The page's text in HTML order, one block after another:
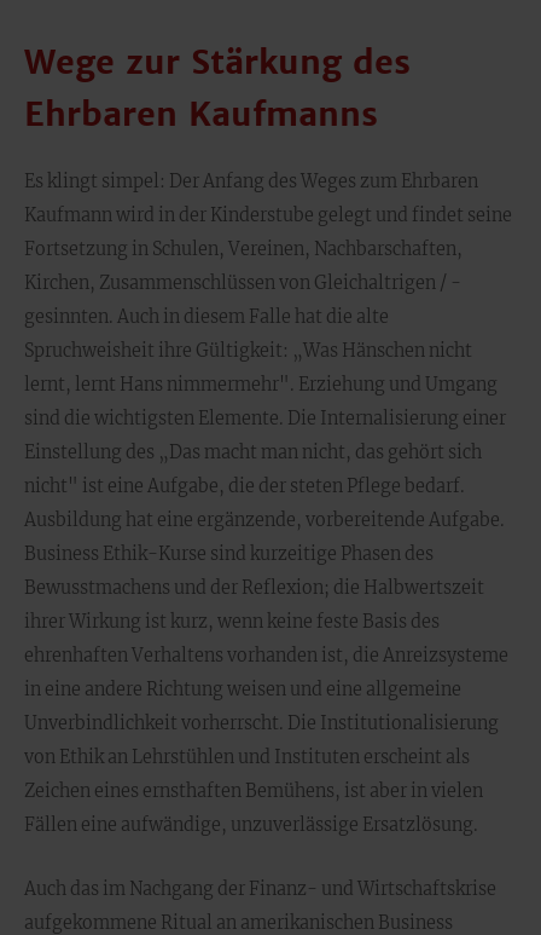
Wege zur Stärkung des
Ehrbaren Kaufmanns
Es klingt simpel: Der Anfang des Weges zum Ehrbaren
Kaufmann wird in der Kinderstube gelegt und findet seine
Fortsetzung in Schulen, Vereinen, Nachbarschaften,
Kirchen, Zusammenschlüssen von Gleichaltrigen / -
gesinnten. Auch in diesem Falle hat die alte
Spruchweisheit ihre Gültigkeit: „Was Hänschen nicht
lernt, lernt Hans nimmermehr". Erziehung und Umgang
sind die wichtigsten Elemente. Die Internalisierung einer
Einstellung des „Das macht man nicht, das gehört sich
nicht" ist eine Aufgabe, die der steten Pflege bedarf.
Ausbildung hat eine ergänzende, vorbereitende Aufgabe.
Business Ethik-Kurse sind kurzeitige Phasen des
Bewusstmachens und der Reflexion; die Halbwertszeit
ihrer Wirkung ist kurz, wenn keine feste Basis des
ehrenhaften Verhaltens vorhanden ist, die Anreizsysteme
in eine andere Richtung weisen und eine allgemeine
Unverbindlichkeit vorherrscht. Die Institutionalisierung
von Ethik an Lehrstühlen und Instituten erscheint als
Zeichen eines ernsthaften Bemühens, ist aber in vielen
Fällen eine aufwändige, unzuverlässige Ersatzlösung.
Auch das im Nachgang der Finanz- und Wirtschaftskrise
aufgekommene Ritual an amerikanischen Business